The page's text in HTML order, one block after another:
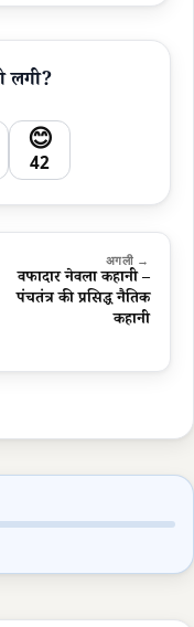
लगी?
😊
42
अगली →
वफादार नेवला कहानी –
पंचतंत्र की प्रसिद्ध नैतिक
कहानी